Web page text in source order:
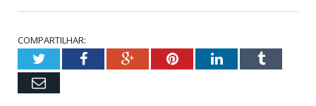
COMPARTILHAR:
TwitterFacebookGoogle+PinterestLinkedInTumblr
Email